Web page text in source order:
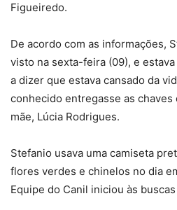
Figueiredo.
De acordo com as informações,
visto na sexta-feira (09), e
a dizer que estava cansado da
conhecido entregasse as chaves
mãe, Lúcia Rodrigues.
Stefanio usava uma camiseta
flores verdes e chinelos no dia
Equipe do Canil iniciou às